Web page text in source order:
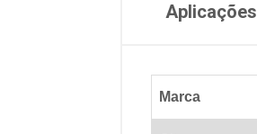
Aplicações
Marca